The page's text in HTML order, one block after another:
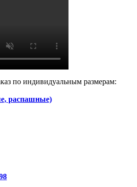
по индивидуальным размерам:
распашные)